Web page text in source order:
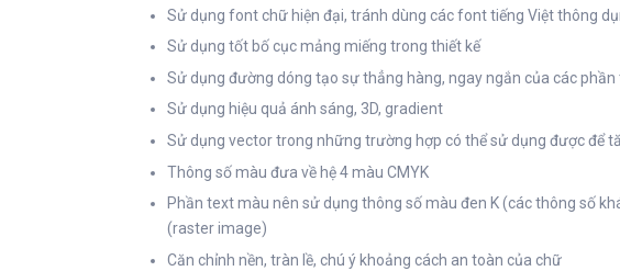
Sử dụng font chữ hiện đại, tránh dùng các font tiếng Việt thông
Sử dụng tốt bố cục mảng miếng trong thiết kế
Sử dụng đường dóng tạo sự thẳng hàng, ngay ngắn của các phần
Sử dụng hiệu quả ánh sáng, 3D, gradient
Sử dụng vector trong những trường hợp có thể sử dụng được để
Thông số màu đưa về hệ 4 màu CMYK
Phần text màu nên sử dụng thông số màu đen K (các thông số
(raster image)
Căn chỉnh nền, tràn lề, chú ý khoảng cách an toàn của chữ